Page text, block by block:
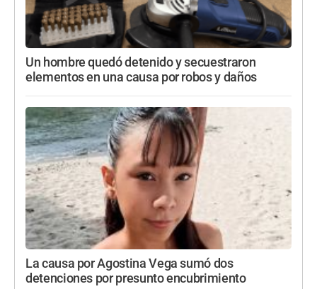
Un hombre quedó detenido y secuestraron
elementos en una causa por robos y daños
La causa por Agostina Vega sumó dos
detenciones por presunto encubrimiento